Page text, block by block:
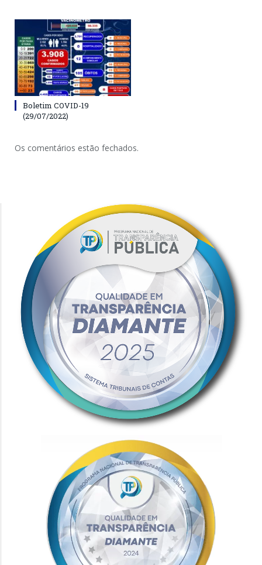
Boletim COVID-19
(29/07/2022)
Os comentários estão fechados.